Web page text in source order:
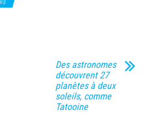
Des astronomes
découvrent 27
planètes à deux
soleils, comme
Tatooine